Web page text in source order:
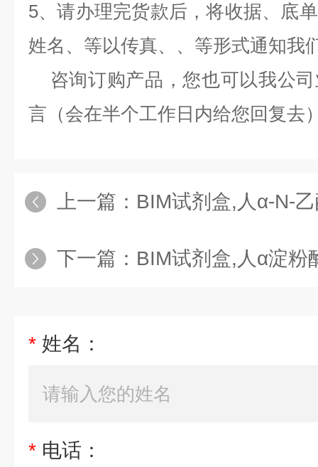
5、请办理完货款后，将收据、底
姓名、等以传真、、等形式通知我
咨询订购产品，您也可以我公
言（会在半个工作日内给您回复去
上一篇： BIM试剂盒,人α-N-乙酰-半乳糖
下一篇： BIM试剂盒,人α淀粉酶（
* 姓名：
* 电话：